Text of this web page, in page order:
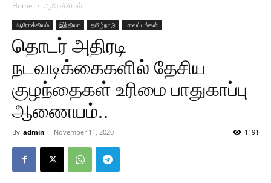
Home ஆரோக்கியம்
ஆரோக்கியம் இந்தியா தமிழ்நாடு மாவட்டங்கள்
தொடர் அதிரடி
நடவடிக்கைகளில் தேசிய
குழந்தைகள் உரிமை பாதுகாப்பு
ஆணையம்..
By admin - November 11, 2020 1191